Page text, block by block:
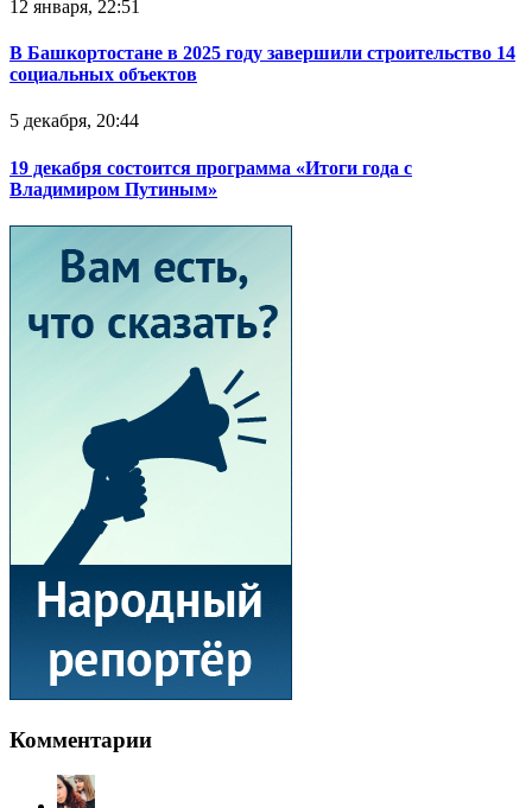
12 января, 22:51
В Башкортостане в 2025 году завершили строительство 14
социальных объектов
5 декабря, 20:44
19 декабря состоится программа «Итоги года с
Владимиром Путиным»
Комментарии